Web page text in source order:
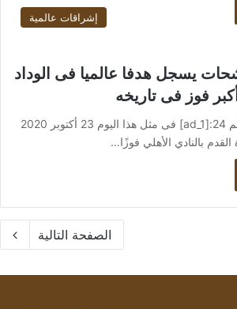
إشراقات عالمية
يسجل هدفا عالميا فى الوداد
فوز فى تاريخه
من صحيفة اشراق العالم 24:[ad_1] فى مثل هذا اليوم 23 أكتوبر 2020
بالنادي الأهلي فوزًا…
الصفحة التالية